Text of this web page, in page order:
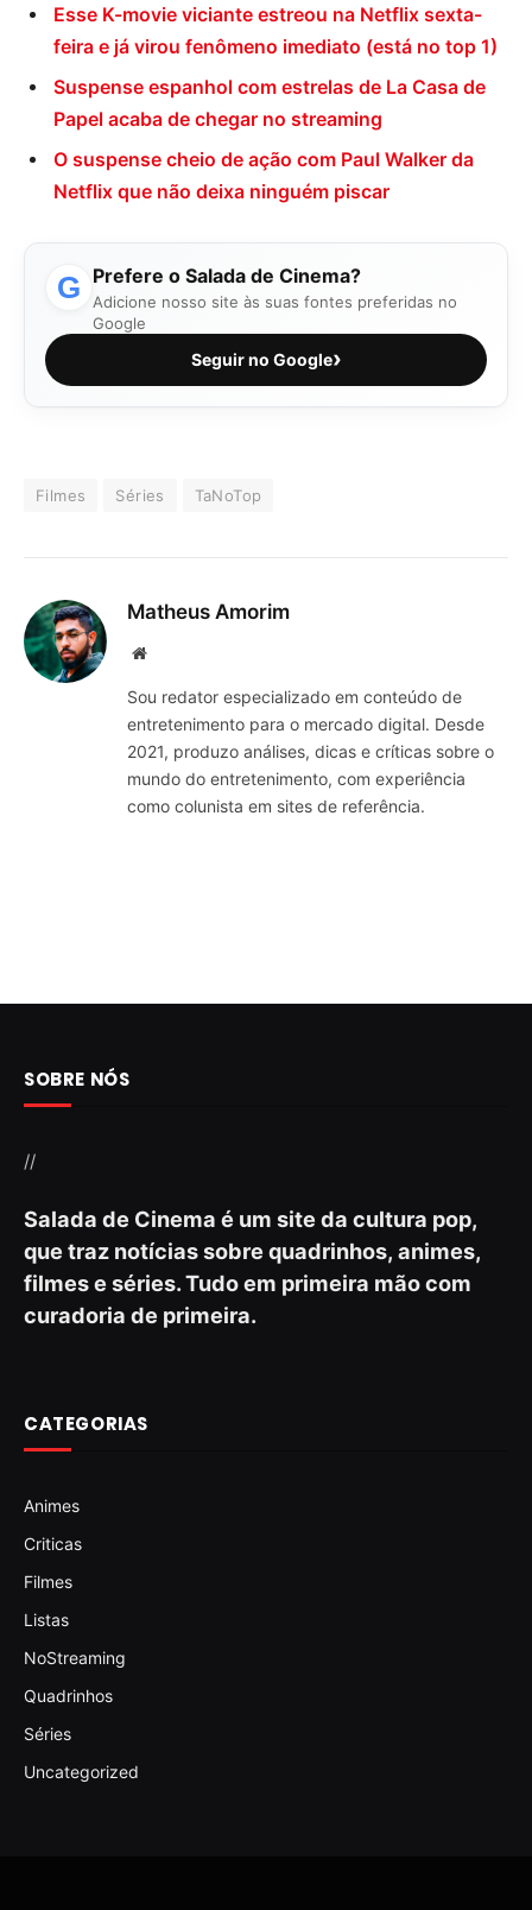
Esse K-movie viciante estreou na Netflix sexta-
feira e já virou fenômeno imediato (está no top 1)
Suspense espanhol com estrelas de La Casa de
Papel acaba de chegar no streaming
O suspense cheio de ação com Paul Walker da
Netflix que não deixa ninguém piscar
G Prefere o Salada de Cinema?
Adicione nosso site às suas fontes preferidas no
Google
Seguir no Google›
Filmes Séries TaNoTop
Matheus Amorim
Website
Sou redator especializado em conteúdo de
entretenimento para o mercado digital. Desde
2021, produzo análises, dicas e críticas sobre o
mundo do entretenimento, com experiência
como colunista em sites de referência.
SOBRE NÓS
//
Salada de Cinema é um site da cultura pop,
que traz notícias sobre quadrinhos, animes,
filmes e séries. Tudo em primeira mão com
curadoria de primeira.
CATEGORIAS
Animes
Criticas
Filmes
Listas
NoStreaming
Quadrinhos
Séries
Uncategorized